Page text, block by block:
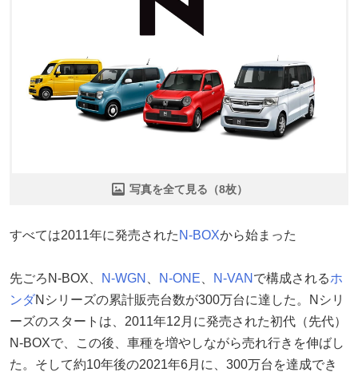
写真を全て見る（8枚）
すべては2011年に発売された N-BOXから始まった
先ごろN-BOX、 N-WGN N-ONE N-VAN で構成されるホ
ンダNシリーズの累計販売台数が300万台に達した。Nシリ
ーズのスタートは、2011年12月に発売された初代（先代）
N-BOXで、この後、車種を増やしながら売れ行きを伸ばし
た。そして約10年後の2021年6月に、300万台を達成でき